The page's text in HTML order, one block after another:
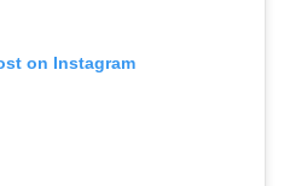
on Instagram